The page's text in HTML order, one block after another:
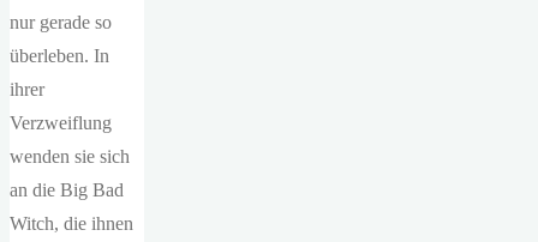
nur gerade so
überleben. In
ihrer
Verzweiflung
wenden sie sich
an die Big Bad
Witch, die ihnen